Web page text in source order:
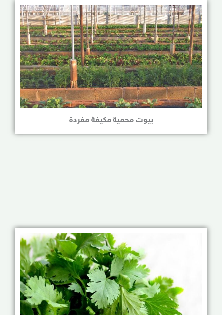
بيوت محمية مكيفة مفردة